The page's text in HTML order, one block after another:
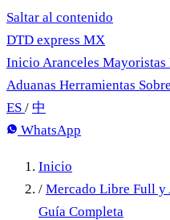
Saltar al contenido
DTD express MX
Inicio Aranceles Mayoristas
Aduanas Herramientas Sobre
ES / 中
WhatsApp
Inicio
/ Mercado Libre Full
Guía Completa